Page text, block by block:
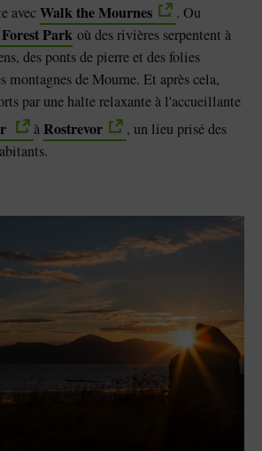
avecWalk the Mournes
. Ou
Park où des rivières serpentent à
des ponts de pierre et des folies
montagnes de Mourne. Et après cela,
par une halte relaxante à l'accueillante
à Rostrevor
, un lieu prisé des